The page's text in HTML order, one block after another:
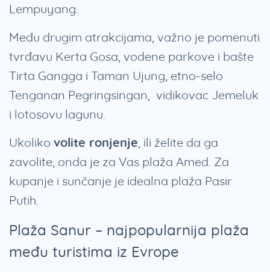
Lempuyang.
Među drugim atrakcijama, važno je pomenuti
tvrđavu Kerta Gosa, vodene parkove i bašte
Tirta Gangga i Taman Ujung, etno-selo
Tenganan Pegringsingan, vidikovac Jemeluk
i lotosovu lagunu.
Ukoliko volite ronjenje , ili želite da ga
zavolite, onda je za Vas plaža Amed. Za
kupanje i sunčanje je idealna plaža Pasir
Putih.
Plaža Sanur – najpopularnija plaža
među turistima iz Evrope